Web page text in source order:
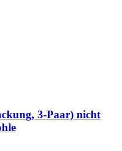
3-Paar) nicht